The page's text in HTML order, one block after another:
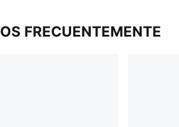
FRECUENTEMENTE